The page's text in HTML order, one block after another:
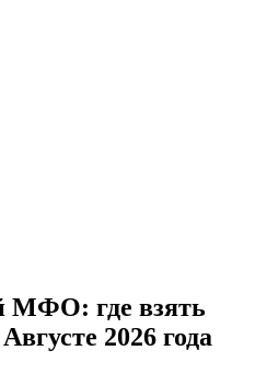
МФО: где взять
2026 года